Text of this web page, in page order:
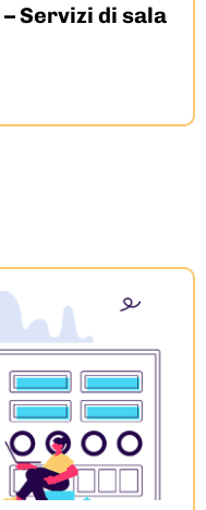
Servizi di sala